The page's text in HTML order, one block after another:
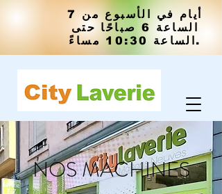
7 أيام في الأسبوع من
الساعة 6 صباحًا حتى
الساعة 10:30 مساءً.
NOS MACHINES